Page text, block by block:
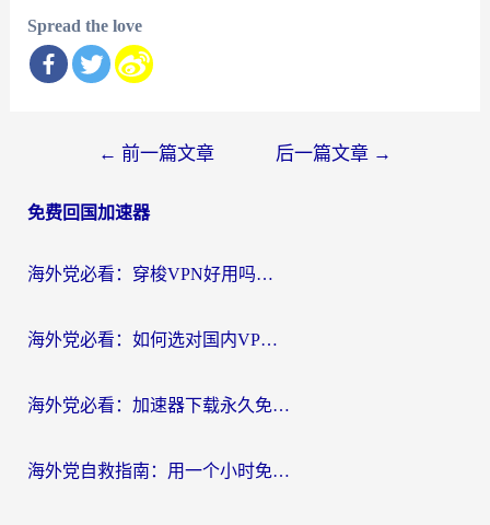
Spread the love
导
← 前一篇文章 后一篇文章 →
免费回国加速器
海外党必看：穿梭VPN好用吗？和云帆VPN对比哪个回国效果更好？附真实测评+避坑指南
海外党必看：如何选对国内VPN，实现无缝访问国内资源？
海外党必看：加速器下载永久免费版真的存在吗？教你无缝访问国内资源的正确姿势
海外党自救指南：用一个小时免费加速器，轻松打破国内资源访问壁垒？